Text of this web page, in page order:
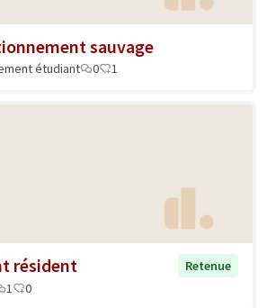
sauvage
étudiant 0 1
résident
Retenue
1 0